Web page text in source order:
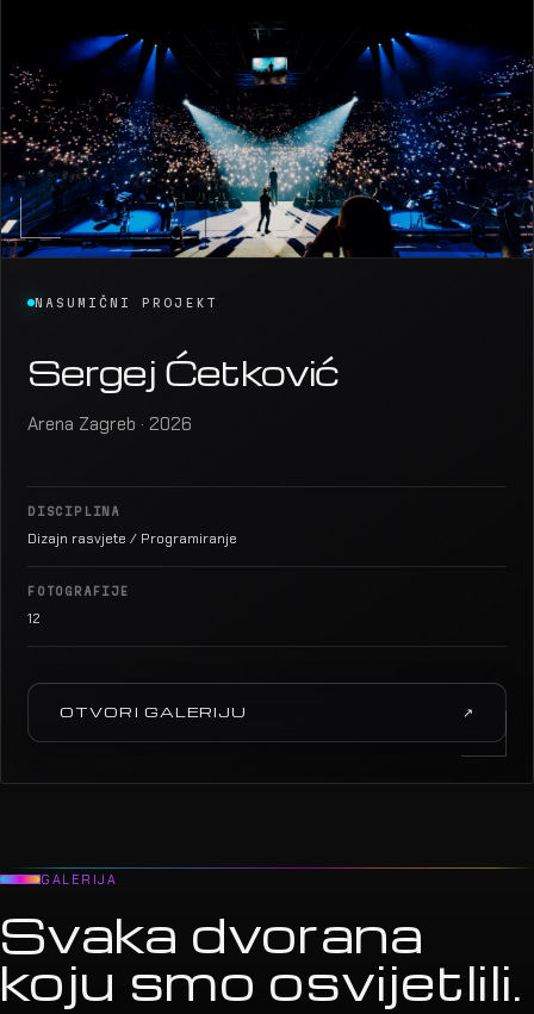
NASUMIČNI PROJEKT
Sergej Ćetković
Arena Zagreb · 2026
DISCIPLINA
Dizajn rasvjete / Programiranje
FOTOGRAFIJE
12
OTVORI GALERIJU ↗
GALERIJA
Svaka dvorana
koju smo osvijetlili.